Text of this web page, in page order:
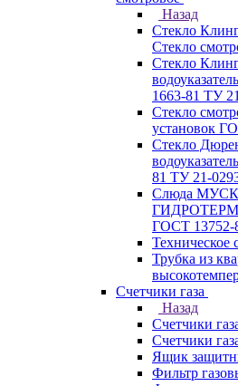
Назад
Стекло
Стекло
Стекло
1663-81 ТУ
Стекло
установок
Стекло
81 ТУ 21-
Слюда
ГОСТ 13752-
Техническое
Трубка из
Счетчики газа
Назад
Счетчики
Счетчики
Ящик
Фильтр